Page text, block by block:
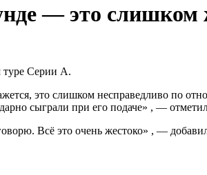
— это слишком
туре Серии А.
это слишком несправедливо по
сыграли при его подаче» , —
Всё это очень жестоко» , —